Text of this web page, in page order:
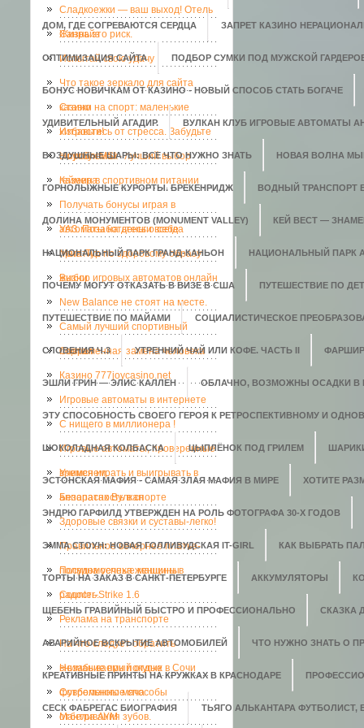
ДОМ, ГДЕ СОГРЕВАЮТСЯ СЕРДЦА ЗАПРЕТ КАЗИНО
ОПТИМИЗАЦИЯ САЙТА ПОДБОР СУМКИ ПОД МУЖСКОЙ
БОНУС НОВИЧКАМ ОТ КАЗИНО - НОВЫЙ СПОСОБ СТАТЬ БОГАЧЕ
УДИВИТЕЛЬНЫЙ АГАДИР. ВУЛКАН КЛУБ ИГРОВЫЕ АВТОМАТЫ
ВОЗДУШНЫЕ ШАРЫ: ВСЕ ЧТО НУЖНО ЗНАТЬ НОВАЯ ВОЛНА
ГОРНОЛЫЖНЫЕ КУРОРТЫ. БРЕКЕНРИДЖ ВОДНЫЙ ТРАНСПОРТ
ДОЛИНА МОНУМЕНТОВ (MONUMENT VALLEY) КЕЙ ВЕСТ —
НАЦИОНАЛЬНЫЙ ПАРК ГРАНД-КАНЬОН НАЦИОНАЛЬНЫЙ ПАРК
ПОЧЕМУ МОГУТ ОТКАЗАТЬ В ВИЗЕ В США ПУТЕШЕСТВИЕ ПО
ПУТЕШЕСТВИЕ ПО МАЙАМИ СОЦИАЛИСТИЧЕСКОЕ
СЛОВЕНИЯ Ч.3 УТРЕННИЙ ЧАЙ ИЛИ КОФЕ. ЧАСТЬ II
ЭШЛИ ГРИН — ЭЛИС КАЛЛЕН ОБЛАЧНО, ВОЗМОЖНЫ ОСАДКИ В
ЭТУ СПОСОБНОСТЬ СВОЕГО ГЕРОЯ К РЕТРОСПЕКТИВНОМУ И
ШОКОЛАДНАЯ КОЛБАСКА ЦЫПЛЁНОК ПОД ГРИЛЕМ
ЭСТОНСКАЯ МАФИЯ - САМАЯ ЗЛАЯ МАФИЯ В МИРЕ ХОТИТЕ
ЭНДРЮ ГАРФИЛД УТВЕРЖДЕН НА РОЛЬ ФОТОГРАФА 30-Х ГОДОВ
ЭММА СТОУН: НОВАЯ ГОЛЛИВУДСКАЯ IT-GIRL КАК ВЫБРАТЬ
ТОРТЫ НА ЗАКАЗ В САНКТ-ПЕТЕРБУРГЕ АККУМУЛЯТОРЫ
ЩЕБЕНЬ ГРАВИЙНЫЙ БЫСТРО И ПРОФЕССИОНАЛЬНО СКАЗКА
АВАРИЙНОЕ ВСКРЫТИЕ АВТОМОБИЛЕЙ ЧТО НУЖНО ЗНАТЬ О
КРЕАТИВНЫЕ ПРИНТЫ НА КРУЖКАХ В КРАСНОДАРЕ
СЕСК ФАБРЕГАС БИОГРАФИЯ ТЬЯГО АЛЬКАНТАРА ФУТБОЛИСТ,
Сладкоежки — ваш выход! Отель
Санрайз
Жизнь это риск.
Испытай свою удачу
Что такое зеркало для сайта
казино
Ставки на спорт: маленькие
хитрости!
Избавьтесь от стресса. Забудьте
о проблемах
Ноутбук MSI - лучший выбор
геймера
Казеин в спортивном питании
Получать бонусы играя в
автоматы на деньги всегда
приятно.
УАЗ. Позаботьтесь о себе
Мега-Тур по здоровому образу
жизни
Выбор игровых автоматов онлайн
New Balance не стоят на месте.
Самый лучший спортивный
портал
Современная замена человека
Казино 777joycasino.net
Игровые автоматы в интернете
C нищего в миллионера !
Игровые автоматы, проверенные
временем.
Учимся играть и выигрывать в
аппаратах Вулкан
Безопасность в спорте
Здоровые связки и суставы-легко!
Правильное вечернее платье-
полвина успеха женщины
Посудомоечные машины в
радость.
Counter-Strike 1.6
Реклама на транспорте
На что следует обратить
внимание при покупке
футбольного мяча
Незабываемый отдых в Сочи
Современные способы
отбеливания зубов.
Мантра АУМ